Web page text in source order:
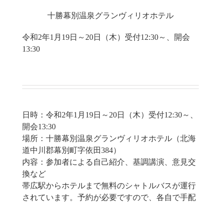
十勝幕別温泉グランヴィリオホテル
令和2年1月19日～20日（木）受付12:30～、開会
13:30
日時：令和2年1月19日～20日（木）受付12:30～、
開会13:30
場所：十勝幕別温泉グランヴィリオホテル（北海
道中川郡幕別町字依田384）
内容：参加者による自己紹介、基調講演、意見交
換など
帯広駅からホテルまで無料のシャトルバスが運行
されています。予約が必要ですので、各自で手配